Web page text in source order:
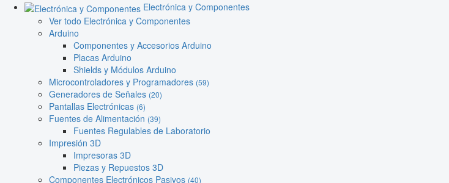
Electrónica y Componentes
Ver todo Electrónica y Componentes
Arduino
Componentes y Accesorios Arduino
Placas Arduino
Shields y Módulos Arduino
Microcontroladores y Programadores (59)
Generadores de Señales (20)
Pantallas Electrónicas (6)
Fuentes de Alimentación (39)
Fuentes Regulables de Laboratorio
Impresión 3D
Impresoras 3D
Piezas y Repuestos 3D
Componentes Electrónicos Pasivos (40)